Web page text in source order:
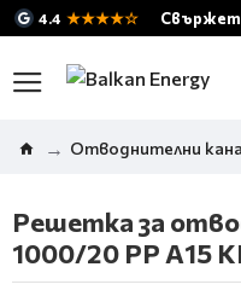
4.4 ★★★★☆
Отводнителни
Решетка за
1000/20 PP A15